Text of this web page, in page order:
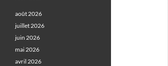
août 2026
juillet 2026
juin 2026
mai 2026
avril 2026